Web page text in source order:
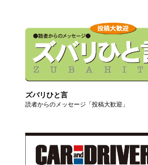
ズバリひと言
読者からのメッセージ「投稿大歓迎」